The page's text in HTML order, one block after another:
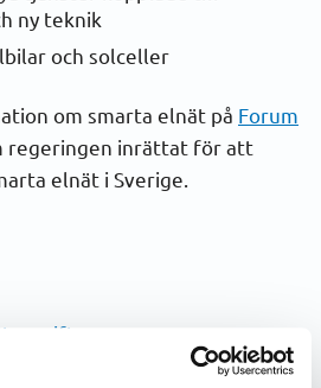
ny teknik
och solceller
om smarta elnät på Forum
regeringen inrättat för att
elnät i Sverige.